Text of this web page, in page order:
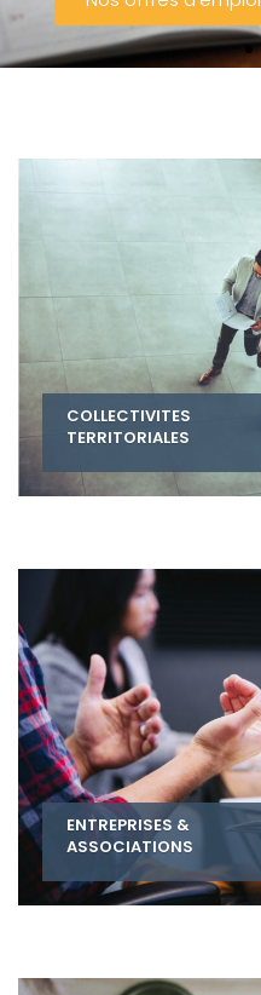
COLLECTIVITES
TERRITORIALES
ENTREPRISES &
ASSOCIATIONS